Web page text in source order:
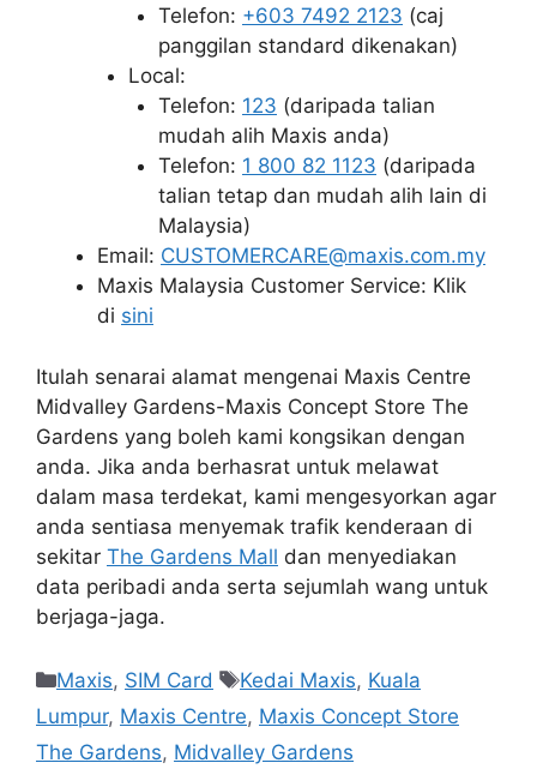
Telefon: +603 7492 2123 (caj
panggilan standard dikenakan)
Local:
Telefon: 123 (daripada talian
mudah alih Maxis anda)
Telefon: 1 800 82 1123 (daripada
talian tetap dan mudah alih lain di
Malaysia)
Email: CUSTOMERCARE@maxis.com.my
Maxis Malaysia Customer Service: Klik
di sini
Itulah senarai alamat mengenai Maxis Centre
Midvalley Gardens-Maxis Concept Store The
Gardens yang boleh kami kongsikan dengan
anda. Jika anda berhasrat untuk melawat
dalam masa terdekat, kami mengesyorkan agar
anda sentiasa menyemak trafik kenderaan di
sekitar The Gardens Mall dan menyediakan
data peribadi anda serta sejumlah wang untuk
berjaga-jaga.
Categories
Maxis, SIM Card Tags
Kedai Maxis, Kuala
Lumpur, Maxis Centre, Maxis Concept Store
The Gardens, Midvalley Gardens